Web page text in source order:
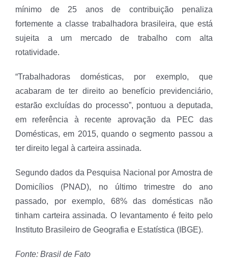
mínimo de 25 anos de contribuição penaliza
fortemente a classe trabalhadora brasileira, que está
sujeita a um mercado de trabalho com alta
rotatividade.
“Trabalhadoras domésticas, por exemplo, que
acabaram de ter direito ao benefício previdenciário,
estarão excluídas do processo”, pontuou a deputada,
em referência à recente aprovação da PEC das
Domésticas, em 2015, quando o segmento passou a
ter direito legal à carteira assinada.
Segundo dados da Pesquisa Nacional por Amostra de
Domicílios (PNAD), no último trimestre do ano
passado, por exemplo, 68% das domésticas não
tinham carteira assinada. O levantamento é feito pelo
Instituto Brasileiro de Geografia e Estatística (IBGE).
Fonte: Brasil de Fato